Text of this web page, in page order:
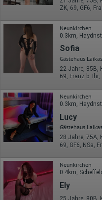
Neunkirchen
0.3km,
Sofia
Gästehaus
Neunkirchen
0.3km,
Lucy
Gästehaus
69, GF6, NSa,
Neunkirchen
0.4km,
Ely